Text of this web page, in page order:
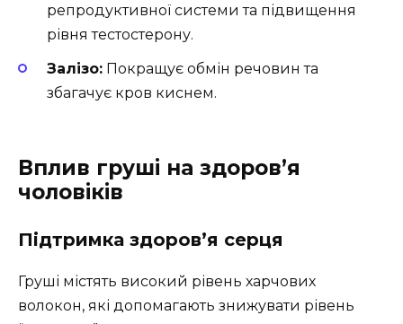
репродуктивної системи та підвищення
рівня тестостерону.
Залізо: Покращує обмін речовин та
збагачує кров киснем.
Вплив груші на здоров’я
чоловіків
Підтримка здоров’я серця
Груші містять високий рівень харчових
волокон, які допомагають знижувати рівень